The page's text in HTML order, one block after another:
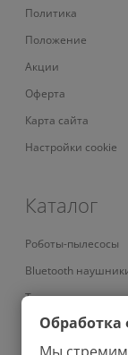
Политика
Положение
Акции
Оферта
Карта сайта
Настройки cookie
Каталог
Роботы-пылесосы
Bluetooth
Телевизоры
Умные
Вертикальные
Обработка